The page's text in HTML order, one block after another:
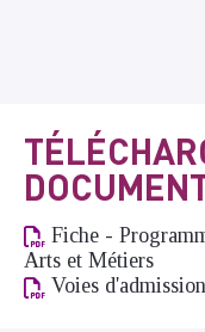
Fiche -
Arts et Métiers
Voies d'admission